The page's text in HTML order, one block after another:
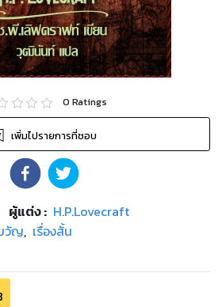
0 Ratings
เพิ่มไปรายการที่ชอบ
ผู้แต่ง : H.P.Lovecraft
วัญ, เรื่องสั้น